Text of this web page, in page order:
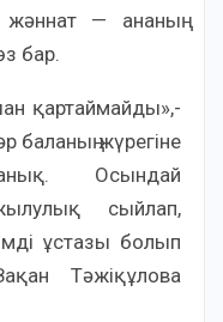
жәннат — ананың
бар.
қартаймайды»,-
баланың жүрегіне
Осындай
жылулық сыйлап,
ұстазы болып
Тәжіқұлова